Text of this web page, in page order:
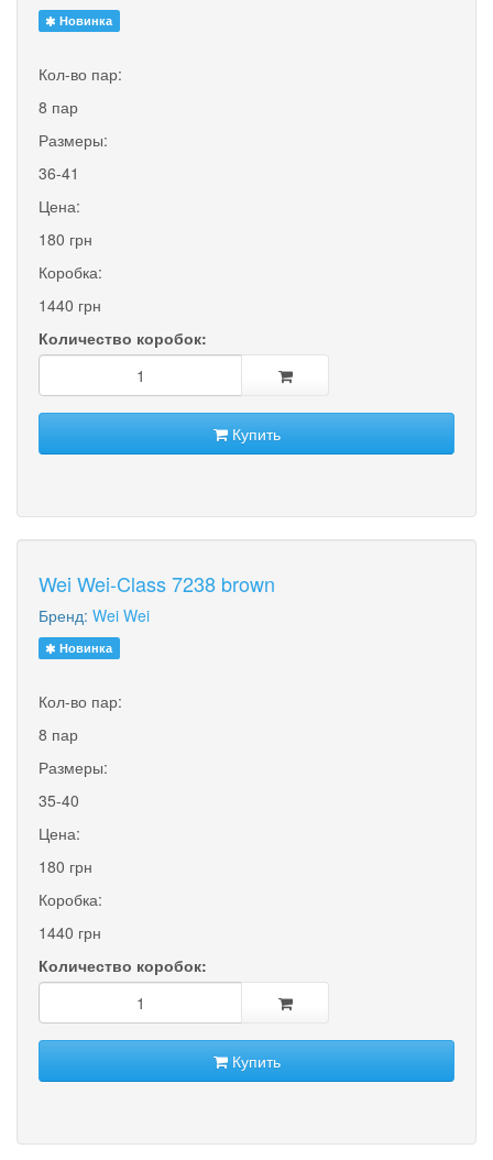
Новинка
Кол-во пар:
8 пар
Размеры:
36-41
Цена:
180 грн
Коробка:
1440 грн
Количество коробок:
Купить
Wei Wei-Class 7238 brown
Бренд: Wei Wei
Новинка
Кол-во пар:
8 пар
Размеры:
35-40
Цена:
180 грн
Коробка:
1440 грн
Количество коробок:
Купить